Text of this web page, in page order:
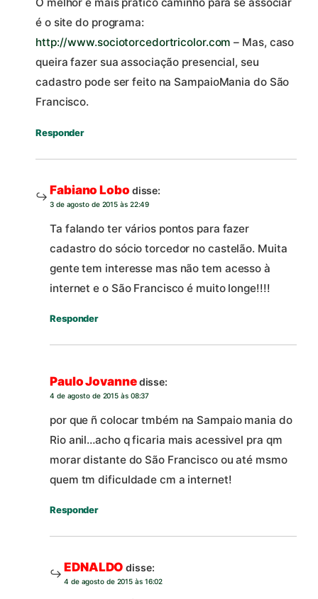
é o site do programa:
http://www.sociotorcedortricolor.com – Mas, caso
queira fazer sua associação presencial, seu
cadastro pode ser feito na SampaioMania do São
Francisco.
Responder
Fabiano Lobo disse:
3 de agosto de 2015 às 22:49
Ta falando ter vários pontos para fazer
cadastro do sócio torcedor no castelão. Muita
gente tem interesse mas não tem acesso à
internet e o São Francisco é muito longe!!!!
Responder
Paulo Jovannedisse:
4 de agosto de 2015 às 08:37
por que ñ colocar tmbém na Sampaio mania do
Rio anil…acho q ficaria mais acessivel pra qm
morar distante do São Francisco ou até msmo
quem tm dificuldade cm a internet!
Responder
EDNALDO disse:
4 de agosto de 2015 às 16:02